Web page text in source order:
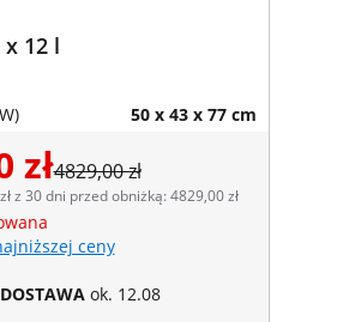
12 l
50 x 43 x 77 cm
zł4829,00 zł
z 30 dni przed obniżką: 4829,00 zł
ceny
ok. 12.08